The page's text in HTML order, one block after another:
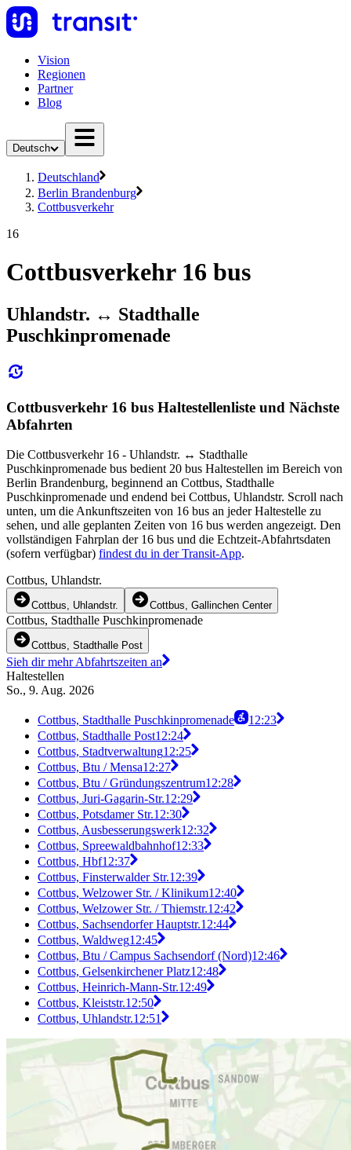
Vision
Regionen
Partner
Blog
Deutsch
Deutschland
Berlin Brandenburg
Cottbusverkehr
16
Cottbusverkehr 16 bus
Uhlandstr. ↔︎ Stadthalle
Puschkinpromenade
Cottbusverkehr 16 bus Haltestellenliste und Nächste
Abfahrten
Die Cottbusverkehr 16 - Uhlandstr. ↔︎ Stadthalle
Puschkinpromenade bus bedient 20 bus Haltestellen im Bereich von
Berlin Brandenburg, beginnend an Cottbus, Stadthalle
Puschkinpromenade und endend bei Cottbus, Uhlandstr. Scroll nach
unten, um die Ankunftszeiten von 16 bus an jeder Haltestelle zu
sehen, und alle geplanten Zeiten von 16 bus werden angezeigt. Den
vollständigen Fahrplan der 16 bus und die Echtzeit-Abfahrtsdaten
(sofern verfügbar) findest du in der Transit-App.
Cottbus, Uhlandstr.
Cottbus, Uhlandstr. Cottbus, Gallinchen Center
Cottbus, Stadthalle Puschkinpromenade
Cottbus, Stadthalle Post
Sieh dir mehr Abfahrtszeiten an
Haltestellen
So., 9. Aug. 2026
Cottbus, Stadthalle Puschkinpromenade
12:23
Cottbus, Stadthalle Post12:24
Cottbus, Stadtverwaltung12:25
Cottbus, Btu / Mensa12:27
Cottbus, Btu / Gründungszentrum12:28
Cottbus, Juri-Gagarin-Str.12:29
Cottbus, Potsdamer Str.12:30
Cottbus, Ausbesserungswerk12:32
Cottbus, Spreewaldbahnhof12:33
Cottbus, Hbf12:37
Cottbus, Finsterwalder Str.12:39
Cottbus, Welzower Str. / Klinikum12:40
Cottbus, Welzower Str. / Thiemstr.12:42
Cottbus, Sachsendorfer Hauptstr.12:44
Cottbus, Waldweg12:45
Cottbus, Btu / Campus Sachsendorf (Nord)12:46
Cottbus, Gelsenkirchener Platz12:48
Cottbus, Heinrich-Mann-Str.12:49
Cottbus, Kleiststr.12:50
Cottbus, Uhlandstr.12:51